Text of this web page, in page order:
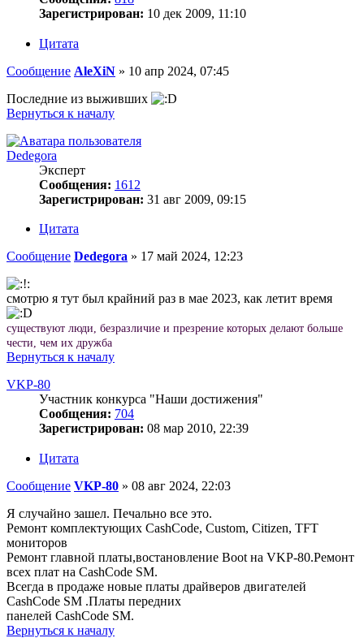
Зарегистрирован: 10 дек 2009, 11:10
Цитата
Сообщение AleXiN » 10 апр 2024, 07:45
Последние из выживших
Вернуться к началу
Dedegora
Эксперт
Сообщения: 1612
Зарегистрирован: 31 авг 2009, 09:15
Цитата
Сообщение Dedegora » 17 май 2024, 12:23
смотрю я тут был крайний раз в мае 2023, как летит время
существуют люди, безразличие и презрение которых делают больше
чести, чем их дружба
Вернуться к началу
VKP-80
Участник конкурса "Наши достижения"
Сообщения: 704
Зарегистрирован: 08 мар 2010, 22:39
Цитата
Сообщение VKP-80 » 08 авг 2024, 22:03
Я случайно зашел. Печально все это.
Ремонт комплектующих CashCode, Custom, Citizen, TFT
мониторов
Ремонт главной платы,востановление Boot на VKP-80.Ремонт
всех плат на CashCode SM.
Всегда в продаже новые платы драйверов двигателей
CashCode SM .Платы передних
панелей CashCode SM.
Вернуться к началу